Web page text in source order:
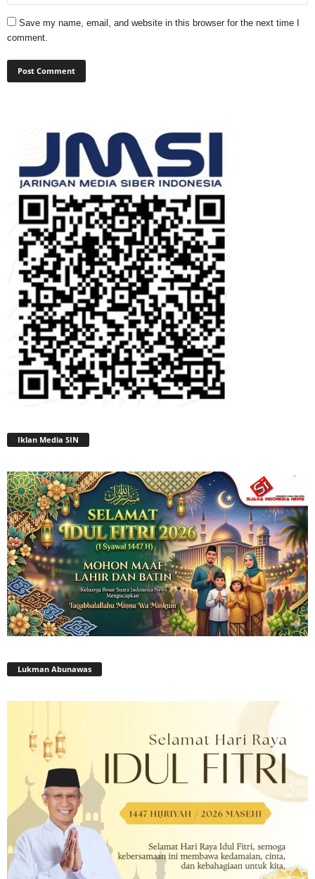
Save my name, email, and website in this browser for the next time I
comment.
Iklan Media SIN
Lukman Abunawas